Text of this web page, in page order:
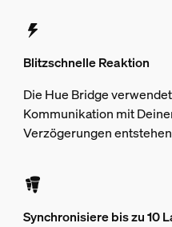
Blitzschnelle Reaktion
Die Hue Bridge
Kommunikation mit
Verzögerungen
Synchronisiere bis zu 10